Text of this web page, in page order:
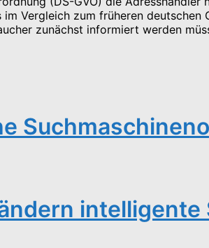
Vergleich zum früheren deutschen
zunächst informiert werden
intelligente